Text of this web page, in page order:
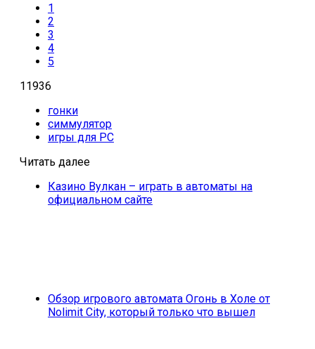
1
2
3
4
5
11936
гонки
симмулятор
игры для PC
Читать далее
Казино Вулкан – играть в автоматы на
официальном сайте
Обзор игрового автомата Огонь в Холе от
Nolimit City, который только что вышел